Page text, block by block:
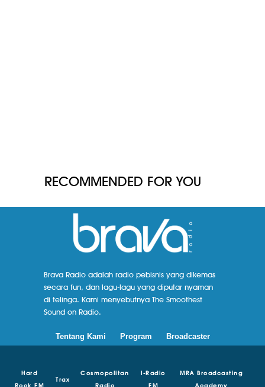
RECOMMENDED FOR YOU
Brava Radio adalah radio pebisnis yang dikemas
secara fun, dan lagu-lagu yang diputar nyaman
di telinga. Kami menyebutnya The Smoothest
Sound on Radio.
Tentang Kami Program Broadcaster
Hard
Rock FM
Trax
Cosmopolitan
Radio
I-Radio
FM
MRA Broadcasting
Academy